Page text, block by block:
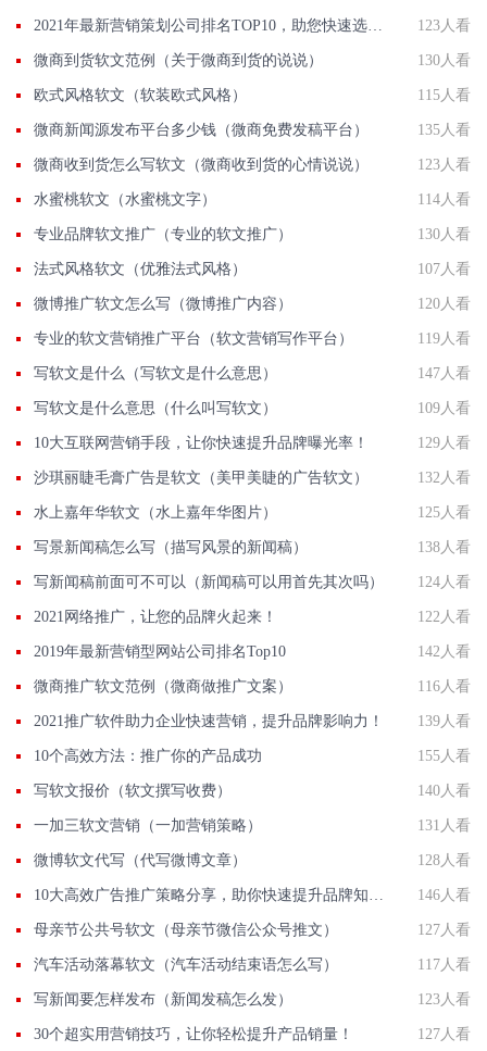
123人看
微商到货软文范例（关于微商到货的说说） 130人看
欧式风格软文（软装欧式风格） 115人看
微商新闻源发布平台多少钱（微商免费发稿平台） 135人看
微商收到货怎么写软文（微商收到货的心情说说） 123人看
水蜜桃软文（水蜜桃文字） 114人看
专业品牌软文推广（专业的软文推广） 130人看
法式风格软文（优雅法式风格） 107人看
微博推广软文怎么写（微博推广内容） 120人看
专业的软文营销推广平台（软文营销写作平台） 119人看
写软文是什么（写软文是什么意思） 147人看
写软文是什么意思（什么叫写软文） 109人看
10大互联网营销手段，让你快速提升品牌曝光率！ 129人看
沙琪丽睫毛膏广告是软文（美甲美睫的广告软文） 132人看
水上嘉年华软文（水上嘉年华图片） 125人看
写景新闻稿怎么写（描写风景的新闻稿） 138人看
写新闻稿前面可不可以（新闻稿可以用首先其次吗） 124人看
2021网络推广，让您的品牌火起来！ 122人看
2019年最新营销型网站公司排名Top10 142人看
微商推广软文范例（微商做推广文案） 116人看
2021推广软件助力企业快速营销，提升品牌影响力！ 139人看
10个高效方法：推广你的产品成功 155人看
写软文报价（软文撰写收费） 140人看
一加三软文营销（一加营销策略） 131人看
微博软文代写（代写微博文章） 128人看
146人看
母亲节公共号软文（母亲节微信公众号推文） 127人看
汽车活动落幕软文（汽车活动结束语怎么写） 117人看
写新闻要怎样发布（新闻发稿怎么发） 123人看
30个超实用营销技巧，让你轻松提升产品销量！ 127人看